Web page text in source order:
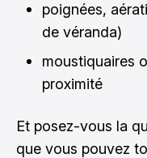
poignées,
de véranda)
moustiquaires
proximité
Et posez-vous la
que vous pouvez